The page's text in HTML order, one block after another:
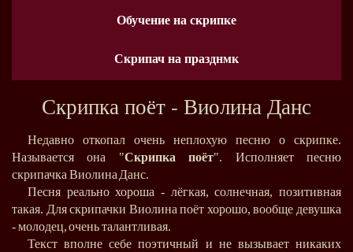
Обучение на скрипке
Скрипач на празднмк
Скрипка поёт - Виолина Данс
Недавно откопал очень неплохую песню о скрипке.
Называется она "Скрипка поёт". Исполняет песню
скрипачка Виолина Данс.
Песня реально хороша - лёгкая, солнечная, позитивная
такая. Для скрипачки Виолина поёт хорошо, вообще девушка
- молодец, очень талантливая.
Текст вполне себе поэтичный и не вызывает никаких